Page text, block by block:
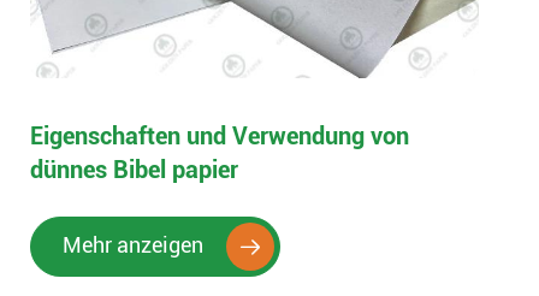
Eigenschaften und Verwendung von
dünnes Bibel papier
Mehr anzeigen 